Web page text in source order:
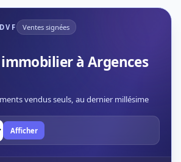
Ventes signées
à Argences
vendus seuls, au dernier millésime
Afficher